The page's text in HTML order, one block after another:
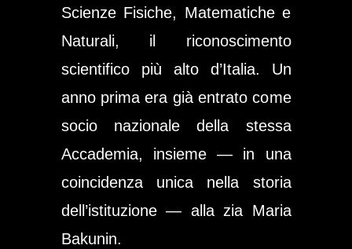
Scienze Fisiche, Matematiche e
Naturali, il riconoscimento
scientifico più alto d’Italia. Un
anno prima era già entrato come
socio nazionale della stessa
Accademia, insieme — in una
coincidenza unica nella storia
dell’istituzione — alla zia Maria
Bakunin.